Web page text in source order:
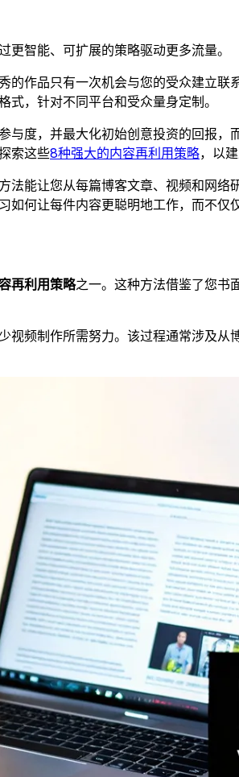
智能、可扩展的策略驱动更多流量。
作品只有一次机会与您的受众建立
，针对不同平台和受众量身定制。
与度，并最大化初始创意投资的回报
索这些8种强大的内容再利用策略，以
能让您从每篇博客文章、视频和网
何让每件内容更聪明地工作，而不仅
再利用策略之一。这种方法借鉴了您书
频制作所需努力。该过程通常涉及